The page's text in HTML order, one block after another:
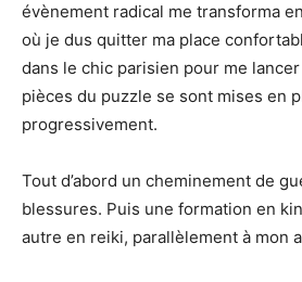
évènement radical me transforma
où je dus quitter ma place
dans le chic parisien pour me lancer
pièces du puzzle se sont mises en
progressivement.
Tout d’abord un cheminement de
blessures. Puis une formation en
autre en reiki, parallèlement à mon